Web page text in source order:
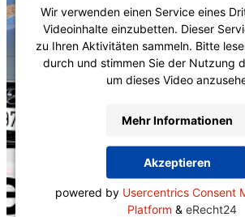
Wir verwenden einen Service eines
Videoinhalte einzubetten. Dieser
zu Ihren Aktivitäten sammeln. Bitte
durch und stimmen Sie der Nutzung
um dieses Video
Mehr Informationen
Akzeptieren
powered by Usercentrics Consent
Platform & eRecht24